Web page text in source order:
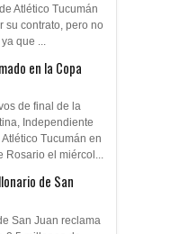
Atlético Tucumán
su contrato, pero no
que ...
en la Copa
de final de la
Independiente
Tucumán en
Rosario el miércol...
de San
San Juan reclama